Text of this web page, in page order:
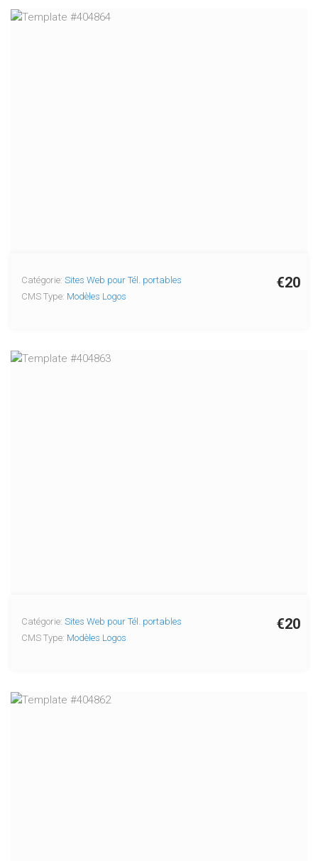
€20
Catégorie: Sites Web pour Tél. portables
CMS Type: Modèles Logos
€20
Catégorie: Sites Web pour Tél. portables
CMS Type: Modèles Logos